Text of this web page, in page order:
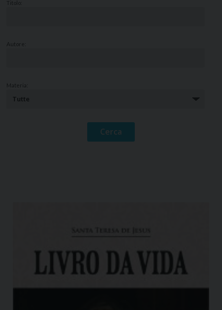
Titolo:
Autore:
Materia: